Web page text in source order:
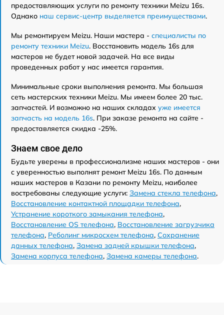
предоставляющих услуги по ремонту техники Meizu 16s.
Однако наш сервис-центр выделяется преимуществами.
Мы ремонтируем Meizu. Наши мастера - специалисты по
ремонту техники Meizu. Восстановить модель 16s для
мастеров не будет новой задачей. На все виды
проведенных работ у нас имеется гарантия.
Минимальные сроки выполнения ремонта. Мы большая
сеть мастерских техники Meizu. Мы имеем более 20 тыс.
запчастей. И возможно на наших складах уже имеется
запчасть на модель 16s. При заказе ремонта на сайте -
предоставляется скидка -25%.
Знаем свое дело
Будьте уверены в профессионализме наших мастеров - они
с уверенностью выполнят ремонт Meizu 16s. По данным
наших мастеров в Казани по ремонту Meizu, наиболее
востребованы следующие услуги: Замена стекла телефона,
Восстановление контактной площадки телефона,
Устранение короткого замыкания телефона,
Восстановление OS телефона, Восстановление загрузчика
телефона, Реболинг микросхем телефона, Сохранение
данных телефона, Замена задней крышки телефона,
Замена корпуса телефона, Замена камеры телефона.